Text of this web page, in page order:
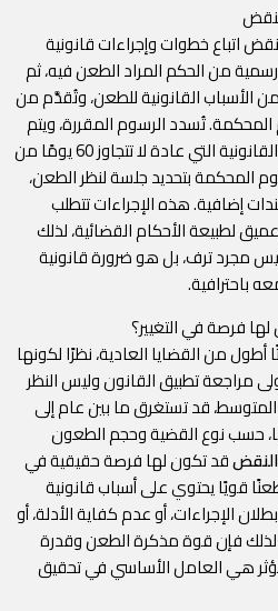
اتباع خطوات وإجراءات قانونية
من الحكم المراد الطعن فيه، ثم
الأسباب القانونية للطعن، وتُقدَّم من
تُسدد الرسوم المقررة، ويتم
إيداع صحيفة الطعن خلال المدة القانونية التي عادة لا تتجاوز 60 يومًا من
المحكمة بتحديد جلسة لنظر الطعن،
إضافية. هذه الإجراءات تتطلب
لطبيعة الأحكام القضائية، لذلك
مجرد ترف، بل هو ضرورة قانونية
باحترافية.
فرصة في التغيير؟
أطول من القضايا العادية، نظرًا لكونها
مراجعة تطبيق القانون وليس النظر
قد تستغرق ما بين عام إلى
حسب نوع القضية وحجم الطعون
قد تكون لها فرصة حقيقية في
قويًا يحتوي على أسباب قانونية
الإجراءات، أو عدم كفاية الأدلة، أو
لذلك فإن قوة مذكرة الطعن وقدرة
هي العامل الأساسي في تحقيق